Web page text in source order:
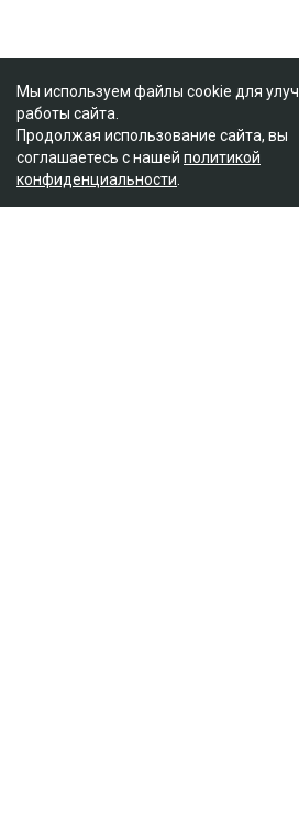
Мы используем файлы cookie для
работы сайта.
Продолжая использование сайта, вы
соглашаетесь с нашей политикой
конфиденциальности